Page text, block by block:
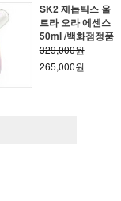
SK2 제놉틱스 울
트라 오라 에센스
50ml /백화점정품
329,000원
265,000원